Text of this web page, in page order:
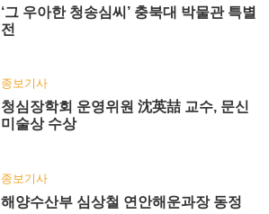
‘그 우아한 청송심씨’ 충북대 박물관 특별
전
종보기사
청심장학회 운영위원 沈英喆 교수, 문신
미술상 수상
종보기사
해양수산부 심상철 연안해운과장 동정